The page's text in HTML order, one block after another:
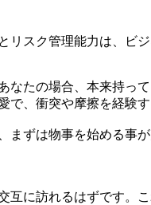
スク管理能力は、ビ
たの場合、本来持っ
、衝突や摩擦を経験す
ずは物事を始める事
に訪れるはずです。